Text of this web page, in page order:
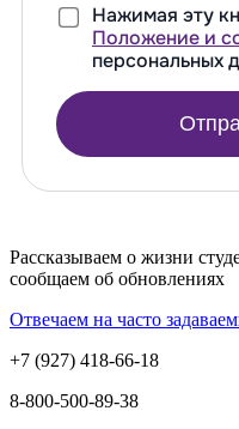
Нажимая эту
Положение и
персональных
Рассказываем о жизни
сообщаем об обновлениях
Отвечаем на часто
+7 (927) 418-66-18
8-800-500-89-38